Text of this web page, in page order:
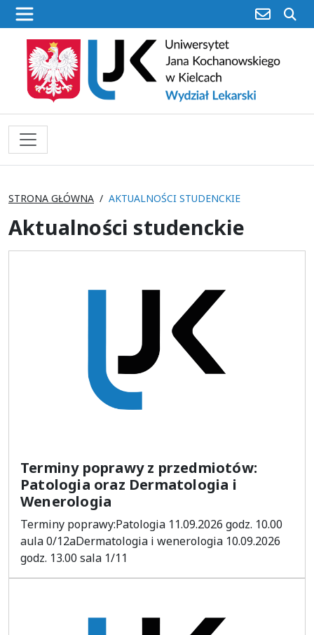
poczta
STRONA GŁÓWNA AKTUALNOŚCI STUDENCKIE
Aktualności studenckie
Terminy poprawy z przedmiotów:
Patologia oraz Dermatologia i
Wenerologia
Terminy poprawy:Patologia 11.09.2026 godz. 10.00
aula 0/12aDermatologia i wenerologia 10.09.2026
godz. 13.00 sala 1/11